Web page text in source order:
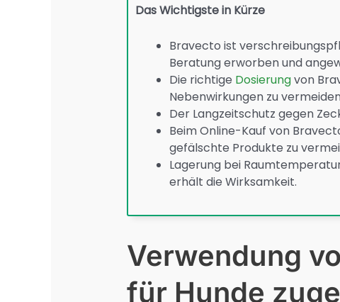
Das Wichtigste in Kürze
Bravecto ist
Beratung erworben und
Die richtige Dosierungvon
Nebenwirkungen zu
Der Langzeitschutz gegen
Beim Online-Kauf von
gefälschte Produkte zu
Lagerung bei
erhält die Wirksamkeit.
Verwendung
für Hunde